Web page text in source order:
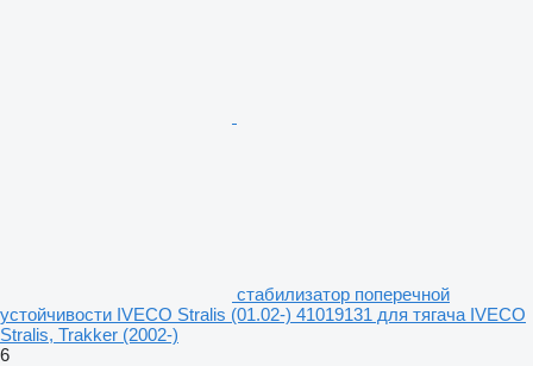
стабилизатор поперечной
устойчивости IVECO Stralis (01.02-) 41019131 для тягача IVECO
Stralis, Trakker (2002-)
6